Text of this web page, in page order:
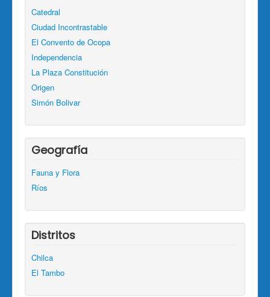
Catedral
Ciudad Incontrastable
El Convento de Ocopa
Independencia
La Plaza Constitución
Origen
Simón Bolivar
Geografía
Fauna y Flora
Ríos
Distritos
Chilca
El Tambo